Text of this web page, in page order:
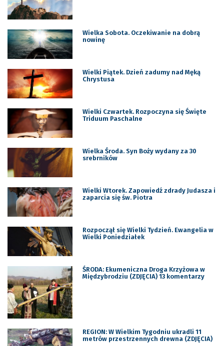
Wielka Sobota. Oczekiwanie na dobrą
nowinę
Wielki Piątek. Dzień zadumy nad Męką
Chrystusa
Wielki Czwartek. Rozpoczyna się Święte
Triduum Paschalne
Wielka Środa. Syn Boży wydany za 30
srebrników
Wielki Wtorek. Zapowiedź zdrady Judasza i
zaparcia się św. Piotra
Rozpoczął się Wielki Tydzień. Ewangelia w
Wielki Poniedziałek
ŚRODA: Ekumeniczna Droga Krzyżowa w
Międzybrodziu (ZDJĘCIA) 13 komentarzy
REGION: W Wielkim Tygodniu ukradli 11
metrów przestrzennych drewna (ZDJĘCIA)